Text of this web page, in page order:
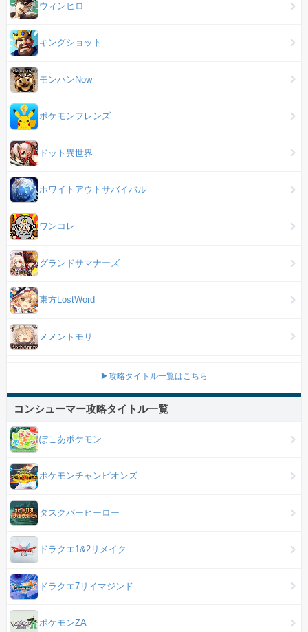
ウィンヒロ
キングショット
モンハンNow
ポケモンフレンズ
ドット異世界
ホワイトアウトサバイバル
ワンコレ
グランドサマナーズ
東方LostWord
メメントモリ
▶攻略タイトル一覧はこちら
コンシューマー攻略タイトル一覧
ぽこあポケモン
ポケモンチャンピオンズ
タスクバーヒーロー
ドラクエ1&2リメイク
ドラクエ7リイマジンド
ポケモンZA